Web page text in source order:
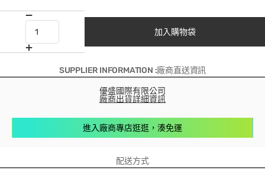
加入購物袋
SUPPLIER INFORMATION :廠商直送資訊
優盛國際有限公司
廠商出貨詳細資訊
進入廠商專店逛逛，湊免運
配送方式